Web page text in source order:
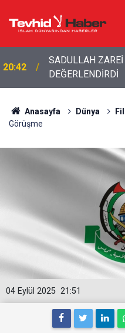
20:20 Bakan Fidan'dan
Anasayfa Dünya
Görüşme
21:51
04 Eylül 2025